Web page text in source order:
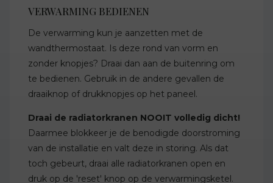
VERWARMING BEDIENEN
De verwarming kun je aanzetten met de
wandthermostaat. Is deze rond van vorm en
zonder knopjes? Draai dan aan de buitenring om
te bedienen. Gebruik in de andere gevallen de
draaiknop of drukknopjes op het paneel.
Draai de radiatorkranen NOOIT volledig dicht!
Daarmee blokkeer je de benodigde doorstroming
van de installatie en valt deze in storing. Als dat
toch gebeurt, draai alle radiatorkranen open en
druk op de 'reset' knop op de verwarmingsketel.